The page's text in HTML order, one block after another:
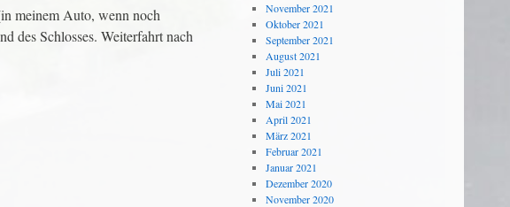
meinem Auto, wenn noch
des Schlosses. Weiterfahrt nach
November 2021
Oktober 2021
September 2021
August 2021
Juli 2021
Juni 2021
Mai 2021
April 2021
März 2021
Februar 2021
Januar 2021
Dezember 2020
November 2020